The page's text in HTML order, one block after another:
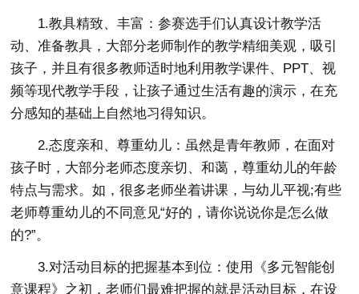
1.教具精致、丰富：参赛选手们认真设计教学活
动、准备教具，大部分老师制作的教学精细美观，吸引
孩子，并且有很多教师适时地利用教学课件、PPT、视
频等现代教学手段，让孩子通过生活有趣的演示，在充
分感知的基础上自然地习得知识。
2.态度亲和、尊重幼儿：虽然是青年教师，在面对
孩子时，大部分老师态度亲切、和蔼，尊重幼儿的年龄
特点与需求。如，很多老师坐着讲课，与幼儿平视;有些
老师尊重幼儿的不同意见“好的，请你说说你是怎么做
的?”。
3.对活动目标的把握基本到位：使用《多元智能创
意课程》之初，老师们最难把握的就是活动目标，在设